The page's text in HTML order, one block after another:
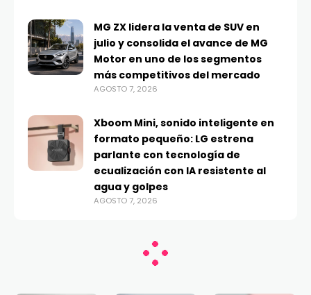
MG ZX lidera la venta de SUV en
julio y consolida el avance de MG
Motor en uno de los segmentos
más competitivos del mercado
AGOSTO 7, 2026
Xboom Mini, sonido inteligente en
formato pequeño: LG estrena
parlante con tecnología de
ecualización con IA resistente al
agua y golpes
AGOSTO 7, 2026